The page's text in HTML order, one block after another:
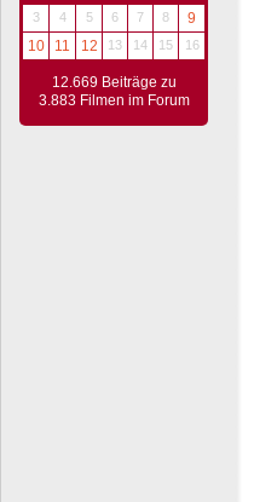
3
4 5 6 7 8
9
10
11 12 13 14 15 16
12.669 Beiträge zu
3.883 Filmen im Forum